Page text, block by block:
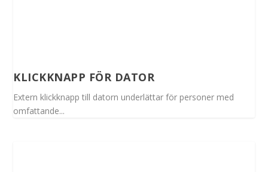
KLICKKNAPP FÖR DATOR
Extern klickknapp till datorn underlättar för personer med
omfattande...